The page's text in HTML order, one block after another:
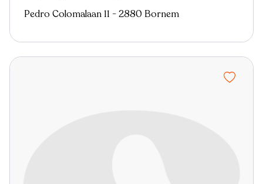
Pedro Colomalaan 11 - 2880 Bornem